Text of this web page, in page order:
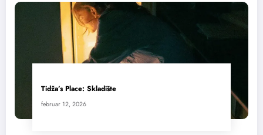
Tidža’s Place: Skladište
februar 12, 2026